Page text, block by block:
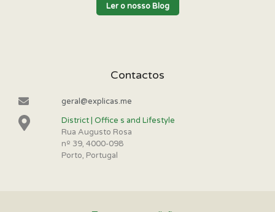
Ler o nosso Blog
Contactos
geral@explicas.me
District | Office s and Lifestyle
Rua Augusto Rosa
nº 39, 4000-098
Porto, Portugal